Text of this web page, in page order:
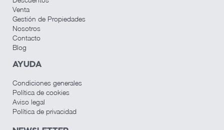
Venta
Gestión de Propiedades
Nosotros
Contacto
Blog
AYUDA
Condiciones generales
Política de cookies
Aviso legal
Política de privacidad